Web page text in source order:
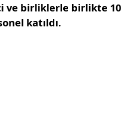
ve birliklerle birlikte 10
katıldı.